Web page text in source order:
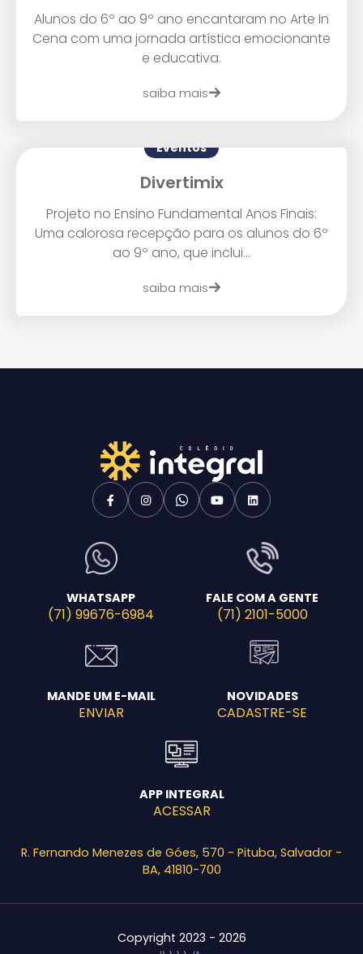
Alunos do 6º ao 9º ano encantaram no Arte In
Cena com uma jornada artística emocionante
e educativa.
saiba mais
Eventos
Divertimix
Projeto no Ensino Fundamental Anos Finais:
Uma calorosa recepção para os alunos do 6º
ao 9º ano, que inclui...
saiba mais
WHATSAPP
(71) 99676-6984
FALE COM A GENTE
(71) 2101-5000
MANDE UM E-MAIL
ENVIAR
NOVIDADES
CADASTRE-SE
APP INTEGRAL
ACESSAR
R. Fernando Menezes de Góes, 570 - Pituba, Salvador -
BA, 41810-700
Copyright 2023 - 2026